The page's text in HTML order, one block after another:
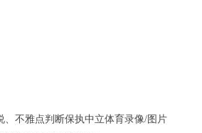
、不雅点判断保执中立体育录像/图片